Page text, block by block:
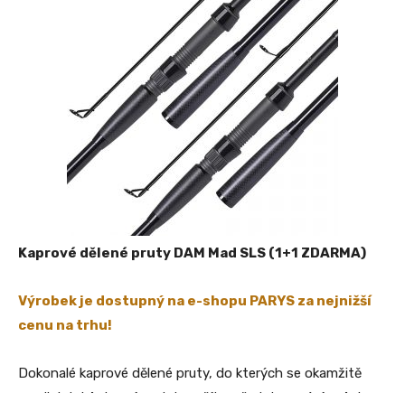
Kaprové dělené pruty DAM Mad SLS (1+1 ZDARMA)
Výrobek je dostupný na e-shopu PARYS za nejnižší
cenu na trhu!
Dokonalé kaprové dělené pruty, do kterých se okamžitě